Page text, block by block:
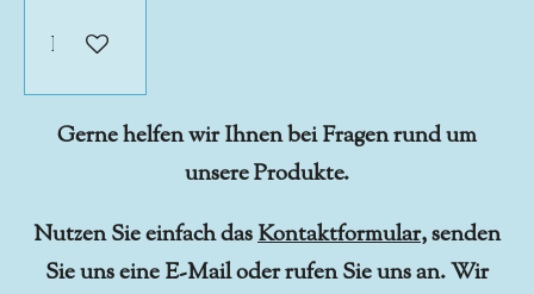
In den Warenkorb
Gerne helfen wir Ihnen bei Fragen rund um
unsere Produkte.
Nutzen Sie einfach dasKontaktformular, senden
Sie uns eine E-Mail oder rufen Sie uns an. Wir